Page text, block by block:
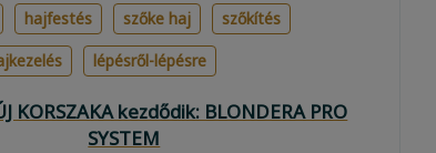
hajfestés szőke haj
szőkítés
lépésről-lépésre
KORSZAKA kezdődik: BLONDERA PRO
SYSTEM